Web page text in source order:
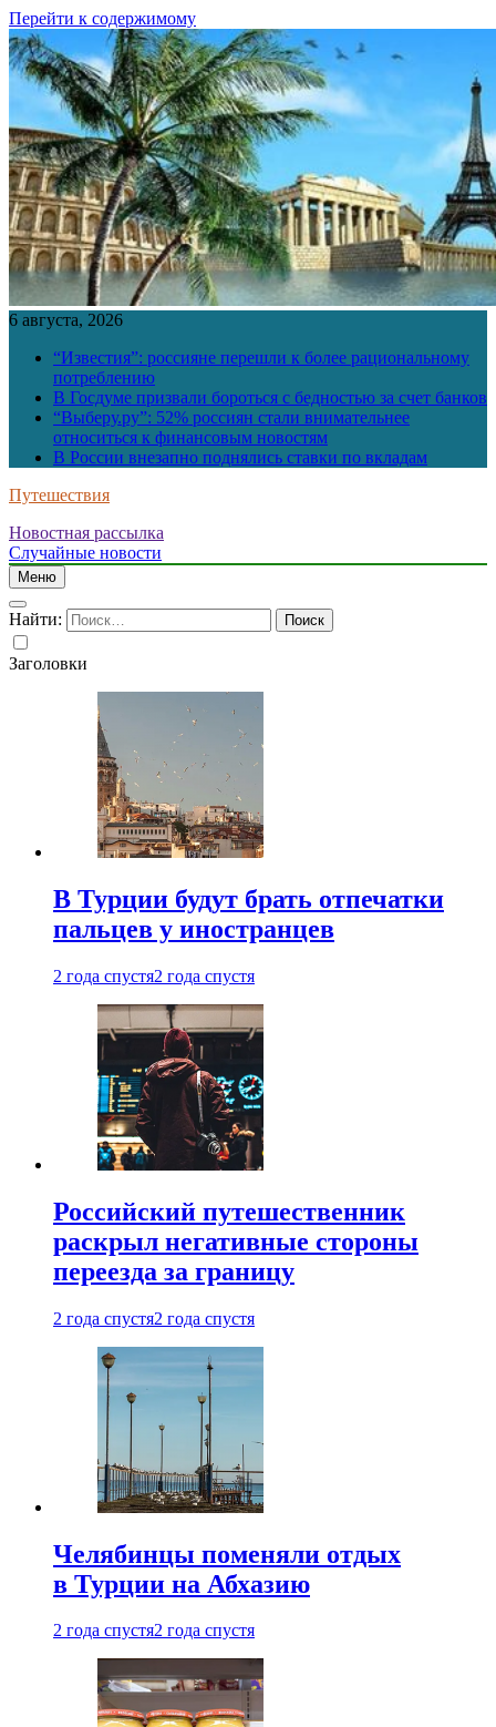
Перейти к содержимому
6 августа, 2026
“Известия”: россияне перешли к более рациональному
потреблению
В Госдуме призвали бороться с бедностью за счет банков
“Выберу.ру”: 52% россиян стали внимательнее
относиться к финансовым новостям
В России внезапно поднялись ставки по вкладам
Путешествия
Новостная рассылка
Случайные новости
Меню
Найти:
Заголовки
В Турции будут брать отпечатки
пальцев у иностранцев
2 года спустя2 года спустя
Российский путешественник
раскрыл негативные стороны
переезда за границу
2 года спустя2 года спустя
Челябинцы поменяли отдых
в Турции на Абхазию
2 года спустя2 года спустя